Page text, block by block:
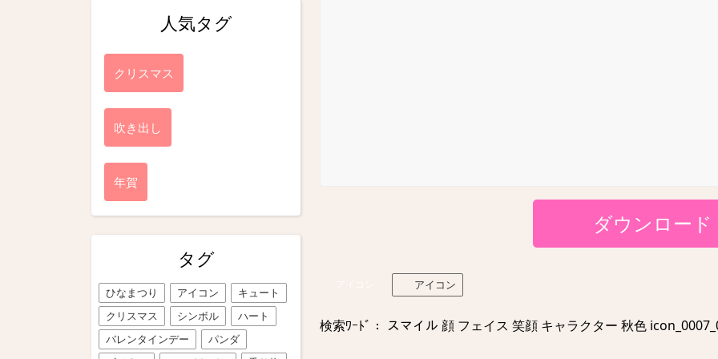
人気タグ
クリスマス
吹き出し
年賀
タグ
ひなまつり アイコン
キュート
クリスマス
シンボル
ハート
バレンタインデー
パンダ
ダウンロード
アイコン
検索ﾜｰﾄﾞ： スマイル 顔 フェイス 笑顔 キャラクター 秋色